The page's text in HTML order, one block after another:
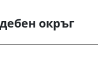
окръг